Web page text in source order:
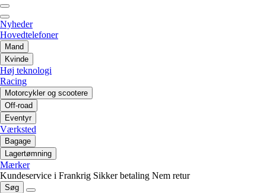
Nyheder
Hovedtelefoner
Mand
Kvinde
Høj teknologi
Racing
Motorcykler og scootere
Off-road
Eventyr
Værksted
Bagage
Lagertømning
Mærker
Kundeservice i Frankrig Sikker betaling Nem retur
Søg